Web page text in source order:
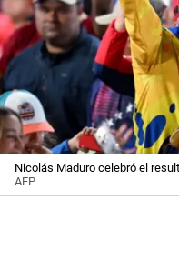
Nicolás Maduro celebró el
AFP